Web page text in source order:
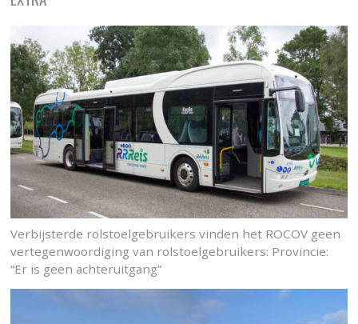
Verbijsterde rolstoelgebruikers vinden het ROCOV geen
vertegenwoordiging van rolstoelgebruikers: Provincie:
“Er is geen achteruitgang”